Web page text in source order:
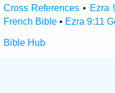
Cross References • Ezra
French Bible• Ezra 9:11
Bible Hub